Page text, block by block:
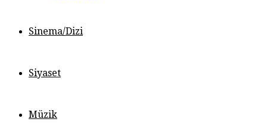
Sinema/Dizi
Siyaset
Müzik